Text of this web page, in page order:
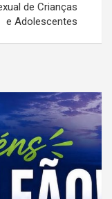
de Crianças
e Adolescentes